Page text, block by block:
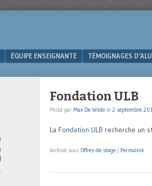
ÉQUIPE ENSEIGNANTE TÉMOIGNAGES
Fondation ULB
Posté par Max De Wilde le 2 septembre
La Fondation ULB recherche un
Archivé sous Offres de stage Permalink